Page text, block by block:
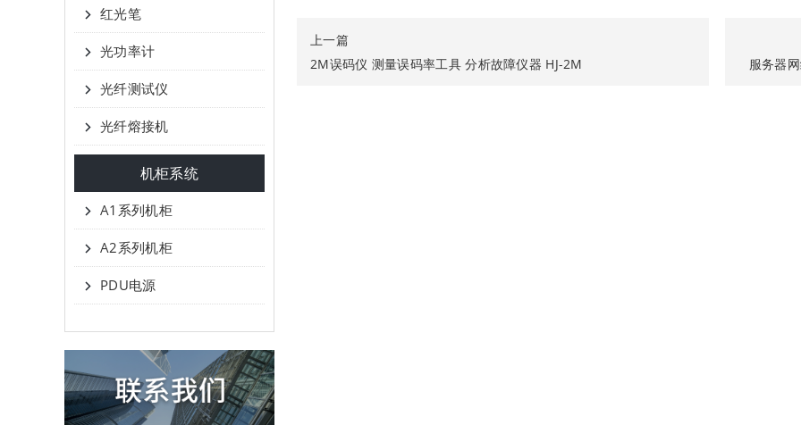
红光笔
光功率计
光纤测试仪
光纤熔接机
机柜系统
A1系列机柜
A2系列机柜
PDU电源
上一篇
2M误码仪 测量误码率工具 分析故障仪器 HJ-2M
服务器